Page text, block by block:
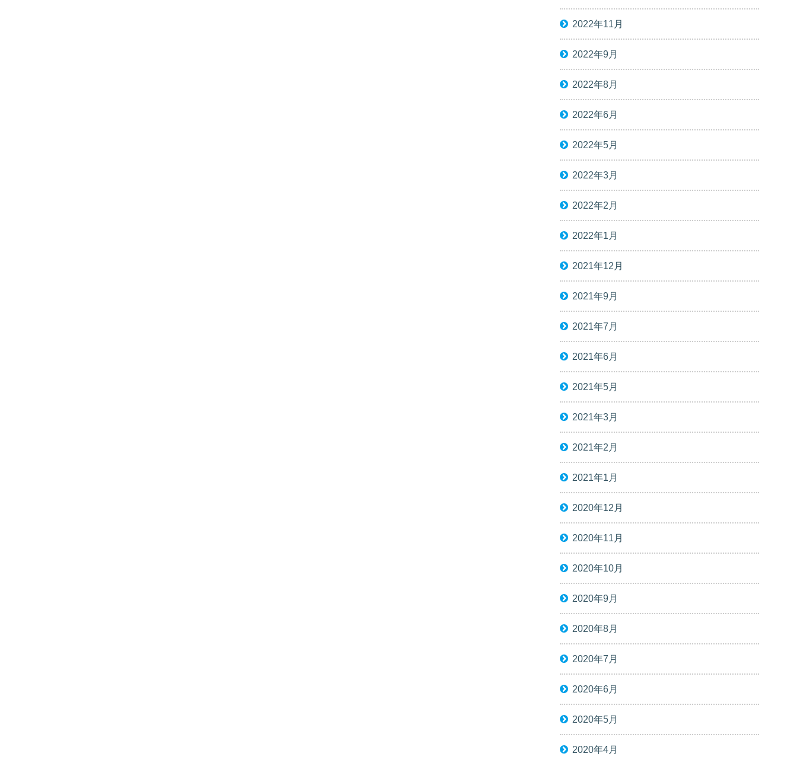
2022年11月
2022年9月
2022年8月
2022年6月
2022年5月
2022年3月
2022年2月
2022年1月
2021年12月
2021年9月
2021年7月
2021年6月
2021年5月
2021年3月
2021年2月
2021年1月
2020年12月
2020年11月
2020年10月
2020年9月
2020年8月
2020年7月
2020年6月
2020年5月
2020年4月